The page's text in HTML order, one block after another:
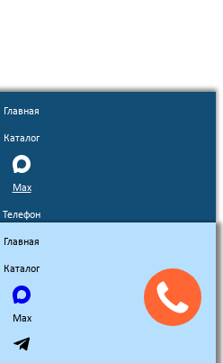
Главная
Каталог
Max
Телефон
Главная
Каталог
Max